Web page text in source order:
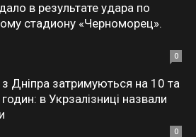
в результате удара по
стадиону «Черноморец».
0
Дніпра затримуються на 10 та
в Укрзалізниці назвали
0